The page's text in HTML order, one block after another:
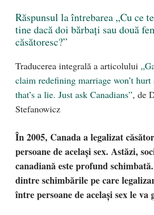
Răspunsul la întrebarea „Cu ce
tine dacă doi bărbați sau două
căsătoresc?”
Traducerea integrală a articolului
claim redefining marriage won’t hurt
that’s a lie. Just ask Canadians”, de
Stefanowicz
În 2005, Canada a legalizat
persoane de același sex. Astăzi,
canadiană este profund
dintre schimbările pe care
între persoane de același sex le va